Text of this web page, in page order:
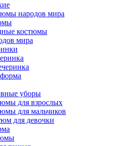
народов мира
костюмы
мира
уборы
для взрослых
для мальчиков
для девочки